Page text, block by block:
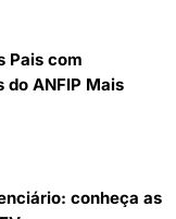
Pais com
ANFIP Mais
conheça as